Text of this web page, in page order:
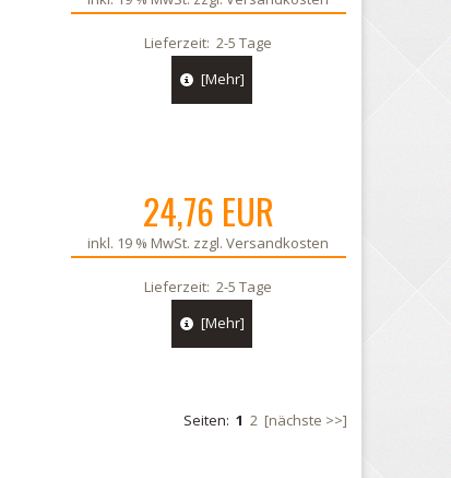
Lieferzeit:2-5 Tage
[Mehr]
24,76 EUR
inkl. 19 % MwSt. zzgl.Versandkosten
Lieferzeit:2-5 Tage
[Mehr]
Seiten: 1 2 [nächste >>]